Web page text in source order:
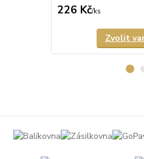
226 Kč/ks
Zvolit